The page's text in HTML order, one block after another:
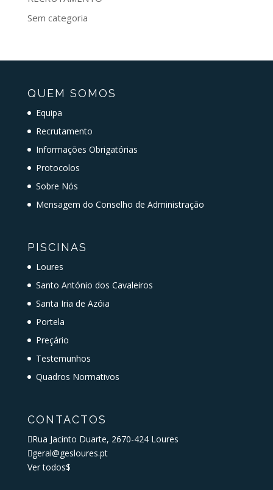
Sem categoria
QUEM SOMOS
Equipa
Recrutamento
Informações Obrigatórias
Protocolos
Sobre Nós
Mensagem do Conselho de Administração
PISCINAS
Loures
Santo António dos Cavaleiros
Santa Iria de Azóia
Portela
Preçário
Testemunhos
Quadros Normativos
CONTACTOS
Rua Jacinto Duarte, 2670-424 Loures
geral@gesloures.pt
Ver todos$